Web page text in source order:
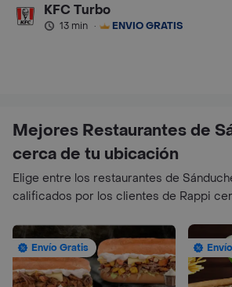
KFC Turbo
13 min · ENVÍO GRATIS
Mejores Restaurantes de
cerca de tu ubicación
Elige entre los restaurantes de
calificados por los clientes de Rappi
Envío Gratis